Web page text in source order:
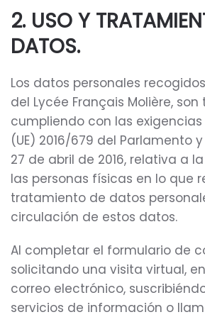
2. USO Y
DATOS.
Los datos personales
del Lycée Français Molière,
cumpliendo con las
(UE) 2016/679 del Parlamento
27 de abril de 2016, relativa a
las personas físicas en lo que
tratamiento de datos
circulación de estos datos.
Al completar el formulario de
solicitando una visita virtual,
correo electrónico,
servicios de información o